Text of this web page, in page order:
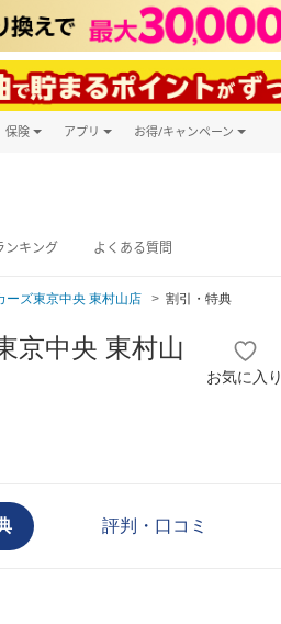
保険 アプリ お得/キャンペーン
ンキング よくある質問
ーズ東京中央 東村山店 割引・特典
京中央 東村山
お気に入り
評判・口コミ